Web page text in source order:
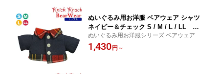
ぬいぐるみ用お洋服 ベアウェア シャツ
ネイビー＆チェック S / M / L / LL 秋
冬24 衣装 コスチューム 着せ替え ぬい
服 ぬい活 ぬい撮り サイズにより個体差
ぬいぐるみ用お洋服シリーズ ベアウェア 秋
冬 トップス 衣装 コスチューム 着せ替え ぬ
い服 ぬい活 ぬい撮り 推しぬい
1,430 円 ～